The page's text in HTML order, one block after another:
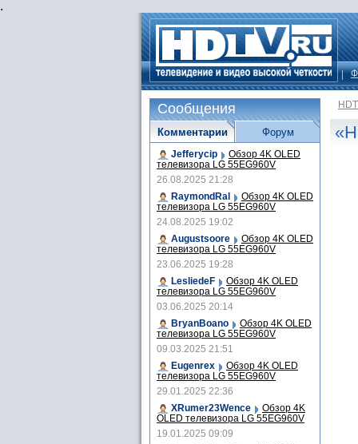
.
Сообщения
Комментарии
Jefferycip Обзор 4K OLED
телевизора LG 55EG960V
26.08.2025 21:28
RaymondRal
Обзор 4K OLED
телевизора LG 55EG960V
24.08.2025 19:02
Augustsoore
Обзор 4K OLED
телевизора LG 55EG960V
23.06.2025 19:28
LesliedeF
Обзор 4K OLED
телевизора LG 55EG960V
03.06.2025 20:14
BryanBoano
Обзор 4K OLED
телевизора LG 55EG960V
09.03.2025 21:51
Eugenrex
Обзор 4K OLED
телевизора LG 55EG960V
29.01.2025 22:36
XRumer23Wence
Обзор 4K
OLED телевизора LG 55EG960V
19.01.2025 09:09
Форум